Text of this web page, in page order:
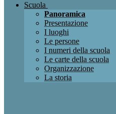
Scuola
Panoramica
Presentazione
I luoghi
Le persone
I numeri della scuola
Le carte della scuola
Organizzazione
La storia